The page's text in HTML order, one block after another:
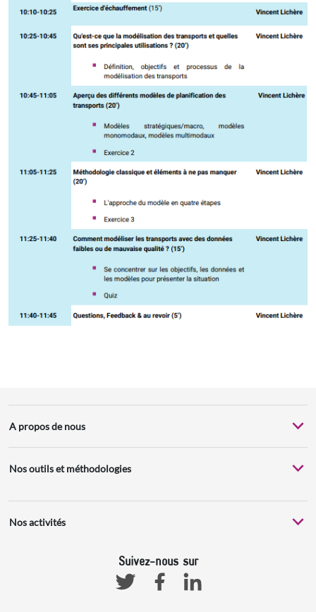
A propos de nous
Nos outils et méthodologies
Nos activités
Suivez-nous sur
TwitterFacebookLinkedin